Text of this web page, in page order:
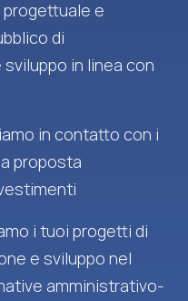
progettuale e
di
in linea con
in contatto con i
proposta
i tuoi progetti di
e sviluppo nel
amministrativo-